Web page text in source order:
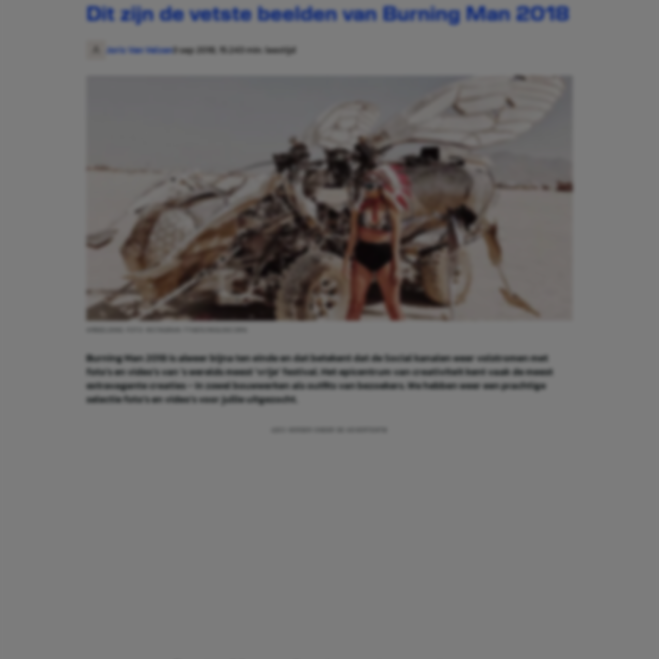
Dit zijn de vetste beelden van Burning Man 2018
Joris Van Velzen3 sep 2018, 15:243 min. leestijd
Burning Man 2018 is alweer bijna ten einde en dat betekent dat de Social kanalen weer volstromen met
foto's en video's van 's werelds meest 'vrije' festival. Het epicentrum van creativiteit kent vaak de meest
extravagante creaties - in zowel bouwwerken als outfits van bezoekers. We hebben weer een prachtige
selectie foto's en video's voor jullie uitgezocht.